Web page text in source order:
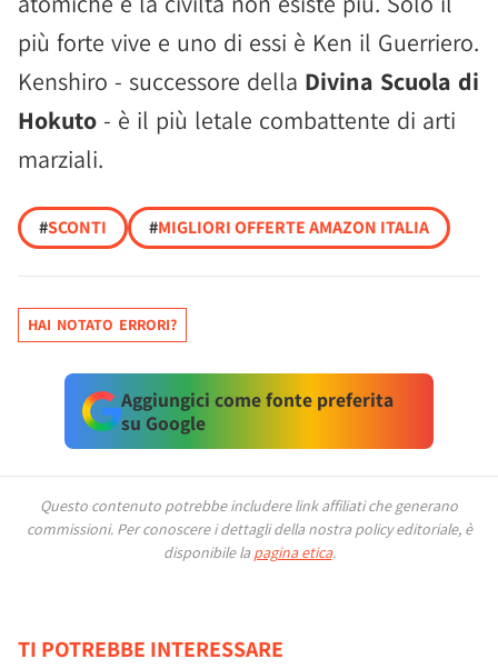
più forte vive e uno di essi è Ken il Guerriero.
Kenshiro - successore della Divina Scuola di
Hokuto - è il più letale combattente di arti
marziali.
#SCONTI #MIGLIORI OFFERTE AMAZON ITALIA
HAI NOTATO ERRORI?
Aggiungici come fonte preferita
su Google
Questo contenuto potrebbe includere link affiliati che generano
commissioni. Per conoscere i dettagli della nostra policy editoriale, è
disponibile la pagina etica.
TI POTREBBE INTERESSARE